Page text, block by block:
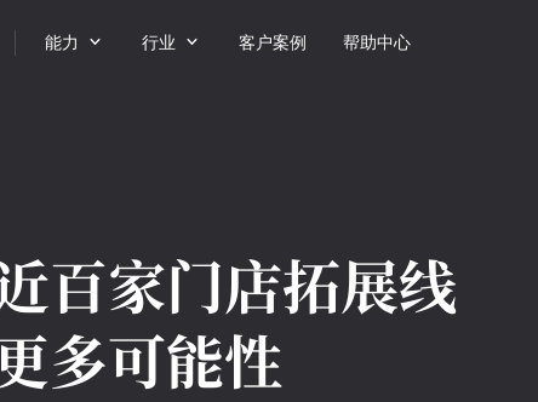
能力  行业  客户案例 帮助中心
百家门店拓展线
多可能性